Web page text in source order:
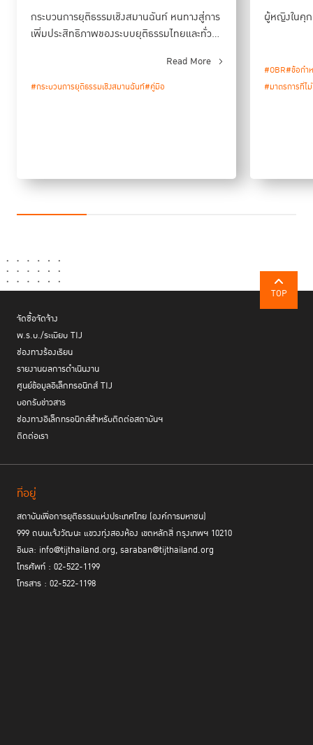
ภายในสิบวัน พร้อมทั้งชำระค่าธรรมเนียมศาล ซึ่งจะช่วยลดจำนวนวันที่ต้องเดิน
ทางมาศาล และค่าใช้จ่ายในการยื่นหรือค่าจัดทำสำเนาเอกสารไปได้มาก
คำพิพากษาออนไลน์เป็นครั้งแรก รวมทั้งการพิจารณาการฝากขัง ผัดฟ้องและ
ให้จำเลยที่อยู่ในการควบคุมตัวในเรือนจำให้การผ่านการประชุมออนไลน์ เพื่อ
ผลต่อจำนวนนัดพิจารณาคดีและระยะเวลารอการพิจารณาคดีของผู้ต้องหาที่
คดีที่ศึกษา กลุ่มตัวอย่างทั้งหมด 99 คน
จริงอยู่ว่าภาพที่สมบูรณ์แบบที่หลายฝ่ายคาดหวังให้เกิดขึ้นในอนาคตอันใกล้
คือกระบวนการยุติธรรมที่สามารถให้บริการออนไลน์ทุกขั้นตอน ซึ่งต้องอาศัย
การลงทุนในการพัฒนาระบบเทคโนโลยีที่มีราคาสูง และอาจไม่สอดคล้องกับ
ภาระด้านงบประมาณที่รัฐบาลต้องเผชิญในขณะนี้ แต่การเริ่มต้นเท่าที่ทำได้แม้
เพียงในชั้นศาลก็มีความคุ้มค่าและช่วยลดภาระของประชาชนได้มหาศาล กล่าว
กระบวนการยุติธรรมเชิงสมานฉันท์ หนทางสู่การ
เพิ่มประสิทธิภาพของระบบยุติธรรมไทยและทั่ว
Read More
#กระบวนการยุติธรรมเชิงสมานฉันท์#คู่มือ
ผู้หญิงในคุ
#OBR#ข้อกำ
#มาตรการที่ไ
TOP
จัดซื้อจัดจ้าง
พ.ร.บ./ระเบียบ TIJ
ช่องทางร้องเรียน
รายงานผลการดำเนินงาน
ศูนย์ข้อมูลอิเล็กทรอนิกส์ TIJ
บอกรับข่าวสาร
ช่องทางอิเล็กทรอนิกส์สำหรับติดต่อสถาบันฯ
ติดต่อเรา
ที่อยู่
สถาบันเพื่อการยุติธรรมแห่งประเทศไทย (องค์การมหาชน)
999 ถนนแจ้งวัฒนะ แขวงทุ่งสองห้อง เขตหลักสี่ กรุงเทพฯ 10210
อีเมล: info@tijthailand.org, saraban@tijthailand.org
โทรศัพท์ : 02-522-1199
โทรสาร : 02-522-1198